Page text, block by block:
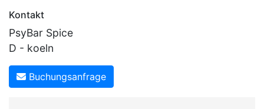
Kontakt
PsyBar Spice
D - koeln
Buchungsanfrage